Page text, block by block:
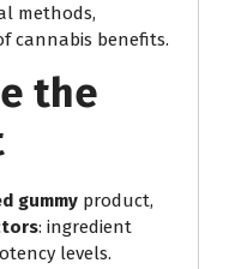
methods,
cannabis benefits.
the
gummy product,
: ingredient
levels.